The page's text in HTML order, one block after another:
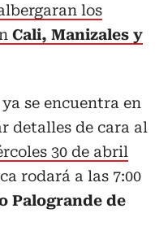
los
Cali, Manizales y
ya se encuentra en
detalles de cara al
30 de abril
rodará a las 7:00
Palogrande de